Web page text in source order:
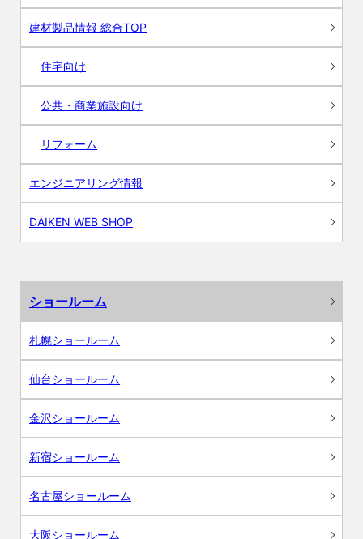
建材製品情報 総合TOP
住宅向け
公共・商業施設向け
リフォーム
エンジニアリング情報
DAIKEN WEB SHOP
ショールーム
札幌ショールーム
仙台ショールーム
金沢ショールーム
新宿ショールーム
名古屋ショールーム
大阪ショールーム